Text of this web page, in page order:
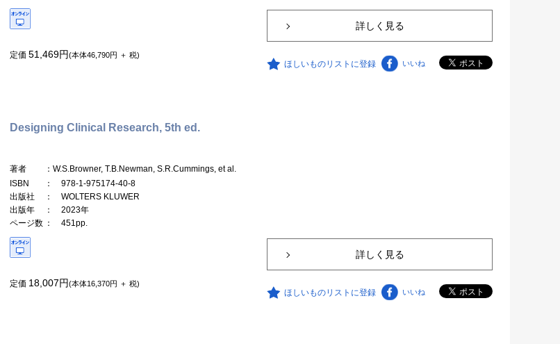
定価 51,469円(本体46,790円 ＋ 税)
詳しく見る
ほしいものリストに登録 いいね
Designing Clinical Research, 5th ed.
著者
：W.S.Browner, T.B.Newman, S.R.Cummings, et al.
ISBN
： 978-1-975174-40-8
出版社
： WOLTERS KLUWER
出版年
： 2023年
ページ数 ： 451pp.
定価 18,007円(本体16,370円 ＋ 税)
詳しく見る
ほしいものリストに登録 いいね